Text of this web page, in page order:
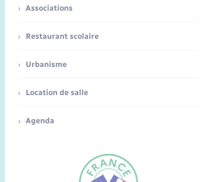
Associations
Restaurant scolaire
Urbanisme
Location de salle
Agenda